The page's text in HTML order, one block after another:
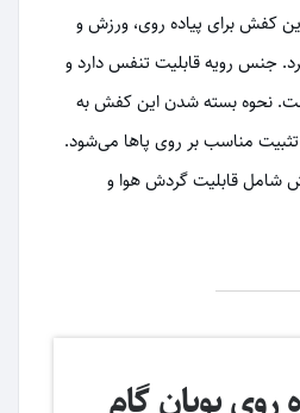
کفش برای پیاده روی، ورزش و
جنس رویه قابلیت تنفس دارد و
نحوه بسته شدن این کفش به
مناسب بر روی پاها می‌شود.
قابلیت گردش هوا و
پویان گام